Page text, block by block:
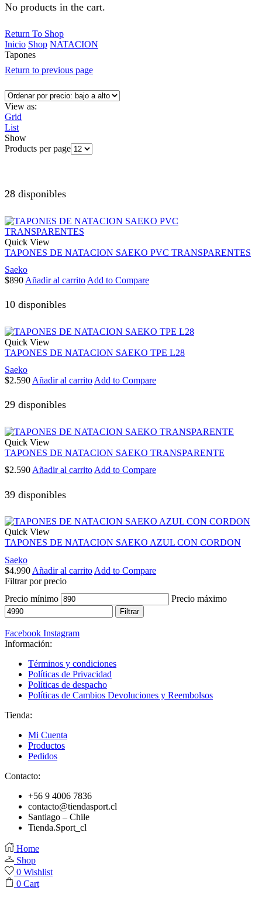
No products in the cart.
Return To Shop
Inicio Shop NATACION
Tapones
Return to previous page
View as:
Grid
List
Show
Products per page
28 disponibles
Quick View
TAPONES DE NATACION SAEKO PVC TRANSPARENTES
Saeko
$890 Añadir al carrito Add to Compare
10 disponibles
Quick View
TAPONES DE NATACION SAEKO TPE L28
Saeko
$2.590 Añadir al carrito Add to Compare
29 disponibles
Quick View
TAPONES DE NATACION SAEKO TRANSPARENTE
$2.590 Añadir al carrito Add to Compare
39 disponibles
Quick View
TAPONES DE NATACION SAEKO AZUL CON CORDON
Saeko
$4.990 Añadir al carrito Add to Compare
Filtrar por precio
Precio mínimo
Precio máximo
Filtrar
Facebook Instagram
Información:
Términos y condiciones
Políticas de Privacidad
Políticas de despacho
Políticas de Cambios Devoluciones y Reembolsos
Tienda:
Mi Cuenta
Productos
Pedidos
Contacto:
+56 9 4006 7836
contacto@tiendasport.cl
Santiago – Chile
Tienda.Sport_cl
Home
Shop
0 Wishlist
0 Cart